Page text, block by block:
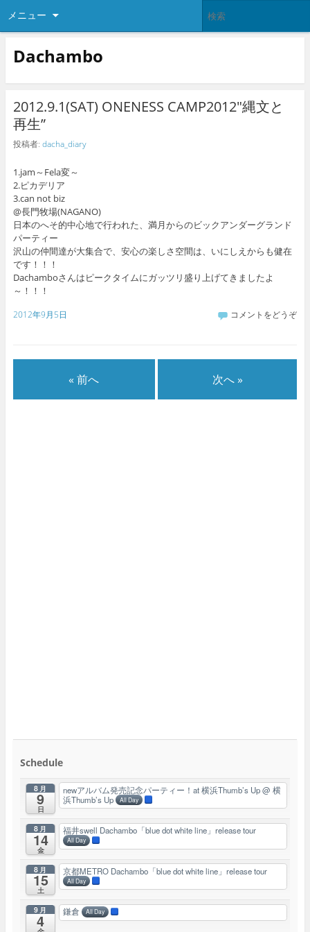
メニュー
Dachambo
2012.9.1(SAT) ONENESS CAMP2012″縄文と
再生”
投稿者: dacha_diary
1.jam～Fela変～
2.ピカデリア
3.can not biz
@長門牧場(NAGANO)
日本のへそ的中心地で行われた、満月からのビックアンダーグランド
パーティー
沢山の仲間達が大集合で、安心の楽しさ空間は、いにしえからも健在
です！！！
Dachamboさんはピークタイムにガッツリ盛り上げてきましたよ
～！！！
2012年9月5日 コメントをどうぞ
« 前へ 次へ »
Schedule
8月
9
日
newアルバム発売記念パーティー！at 横浜Thumb’s Up@ 横
浜Thumb’s Up
All Day
8月
14
金
福井swell Dachambo「blue dot white line」release tour
All Day
8月
15
土
京都METRO Dachambo「blue dot white line」release tour
All Day
9月
4 鎌倉 All Day